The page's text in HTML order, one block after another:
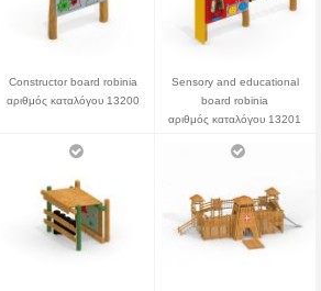
Constructor board robinia
αριθμός καταλόγου 13200
Sensory and educational
board robinia
αριθμός καταλόγου 13201